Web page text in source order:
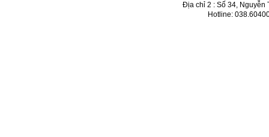
Địa chỉ 2 : Số 34, Nguyễn
Hotline: